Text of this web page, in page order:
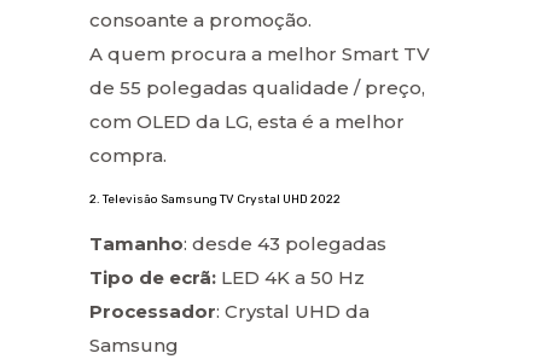
consoante a promoção.
A quem procura a melhor Smart TV
de 55 polegadas qualidade / preço,
com OLED da LG, esta é a melhor
compra.
2. Televisão Samsung TV Crystal UHD 2022
Tamanho: desde 43 polegadas
Tipo de ecrã: LED 4K a 50 Hz
Processador: Crystal UHD da
Samsung